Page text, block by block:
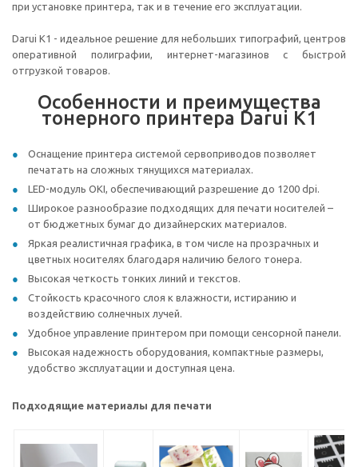
при установке принтера, так и в течение его эксплуатации.
Darui K1 - идеальное решение для небольших типографий, центров
оперативной полиграфии, интернет-магазинов с быстрой
отгрузкой товаров.
Особенности и преимущества
тонерного принтера Darui K1
Оснащение принтера системой сервоприводов позволяет
печатать на сложных тянущихся материалах.
LED-модуль OKI, обеспечивающий разрешение до 1200 dpi.
Широкое разнообразие подходящих для печати носителей –
от бюджетных бумаг до дизайнерских материалов.
Яркая реалистичная графика, в том числе на прозрачных и
цветных носителях благодаря наличию белого тонера.
Высокая четкость тонких линий и текстов.
Стойкость красочного слоя к влажности, истиранию и
воздействию солнечных лучей.
Удобное управление принтером при помощи сенсорной панели.
Высокая надежность оборудования, компактные размеры,
удобство эксплуатации и доступная цена.
Подходящие материалы для печати